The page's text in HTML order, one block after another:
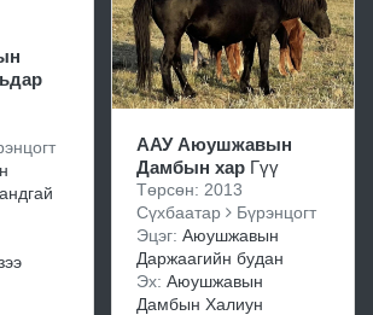
ААУ Аюушжавын
Дамбын хар Гүү
Төрсөн: 2013
Сүхбаатар
Бүрэнцогт
Эцэг: Аюушжавын
Даржаагийн будан
Эх: Аюушжавын
Дамбын Халиун